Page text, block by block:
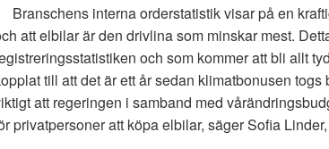
interna orderstatistik visar på en
att elbilar är den drivlina som minskar mest.
och som kommer att bli allt
till att det är ett år sedan klimatbonusen
att regeringen i samband med
privatpersoner att köpa elbilar, säger Sofia